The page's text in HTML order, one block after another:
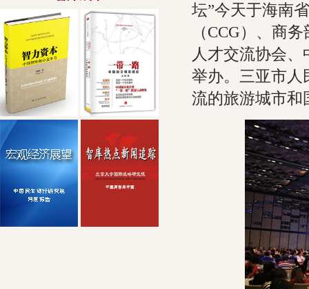
坛”今天于海南
（CCG）、商
人才交流协会、
举办。三亚市人
流的旅游城市和